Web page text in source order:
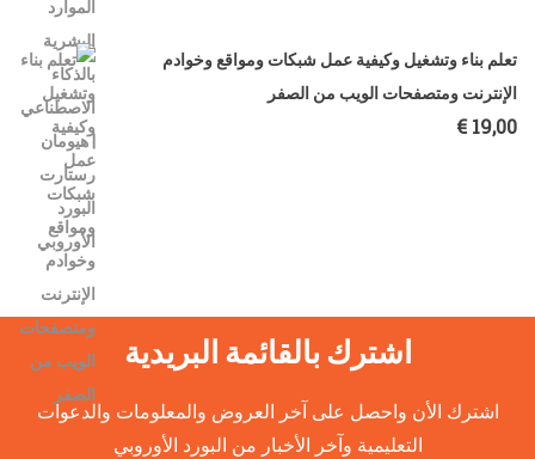
تعلم بناء وتشغيل وكيفية عمل شبكات ومواقع وخوادم
الإنترنت ومتصفحات الويب من الصفر
€ 19,00
اشترك بالقائمة البريدية
اشترك الأن واحصل على آخر العروض والمعلومات والدعوات
التعليمية وآخر الأخبار من البورد الأوروبي